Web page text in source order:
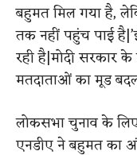
बहुमत मिल गया है​,
तक नहीं पहुंच पाई
रही है​|​मोदी सरकार
मतदाताओं का मूड
लोकसभा चुनाव के लिए
एनडीए ने बहुमत का